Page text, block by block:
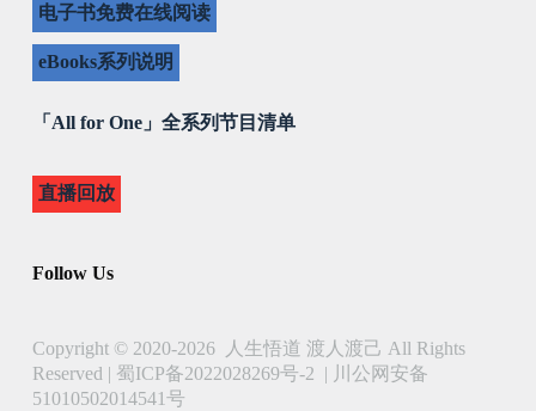
电子书免费在线阅读
eBooks系列说明
「All for One」全系列节目清单
直播回放
Follow Us
Copyright © 2020-2026 人生悟道 渡人渡己 All Rights
Reserved | 蜀ICP备2022028269号-2 |
川公网安备
51010502014541号